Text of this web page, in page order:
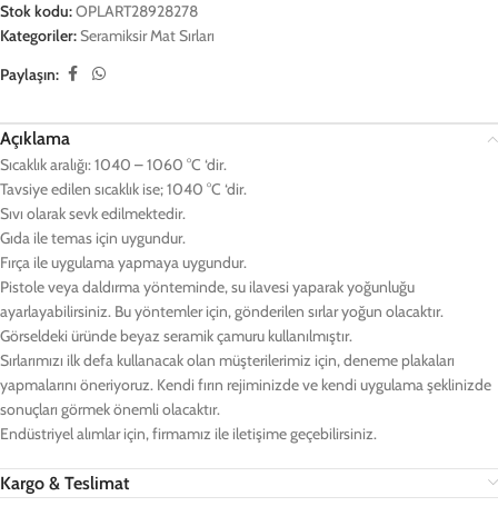
Stok kodu:OPLART28928278
Kategoriler:Seramiksir Mat Sırları
Paylaşın:
Açıklama
Sıcaklık aralığı: 1040 – 1060 °C ‘dir.
Tavsiye edilen sıcaklık ise; 1040 °C ‘dir.
Sıvı olarak sevk edilmektedir.
Gıda ile temas için uygundur.
Fırça ile uygulama yapmaya uygundur.
Pistole veya daldırma yönteminde, su ilavesi yaparak yoğunluğu
ayarlayabilirsiniz. Bu yöntemler için, gönderilen sırlar yoğun olacaktır.
Görseldeki üründe beyaz seramik çamuru kullanılmıştır.
Sırlarımızı ilk defa kullanacak olan müşterilerimiz için, deneme plakaları
yapmalarını öneriyoruz. Kendi fırın rejiminizde ve kendi uygulama şeklinizde
sonuçları görmek önemli olacaktır.
Endüstriyel alımlar için, firmamız ile iletişime geçebilirsiniz.
Kargo & Teslimat